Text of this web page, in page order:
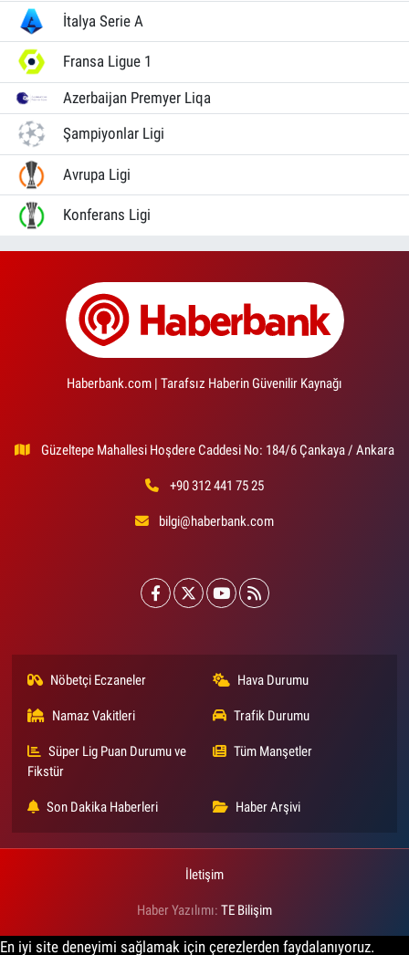
İtalya Serie A
Fransa Ligue 1
Azerbaijan Premyer Liqa
Şampiyonlar Ligi
Avrupa Ligi
Konferans Ligi
Haberbank.com | Tarafsız Haberin Güvenilir Kaynağı
Güzeltepe Mahallesi Hoşdere Caddesi No: 184/6 Çankaya / Ankara
+90 312 441 75 25
bilgi@haberbank.com
Nöbetçi Eczaneler Hava Durumu
Namaz Vakitleri Trafik Durumu
Süper Lig Puan Durumu ve
Fikstür
Tüm Manşetler
Son Dakika Haberleri Haber Arşivi
İletişim
Haber Yazılımı: TE Bilişim
En iyi site deneyimi sağlamak için çerezlerden faydalanıyoruz.